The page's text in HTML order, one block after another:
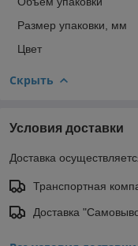
Размер упаковки, мм
Цвет
Скрыть
Условия доставки
Доставка
Транспортная
Доставка